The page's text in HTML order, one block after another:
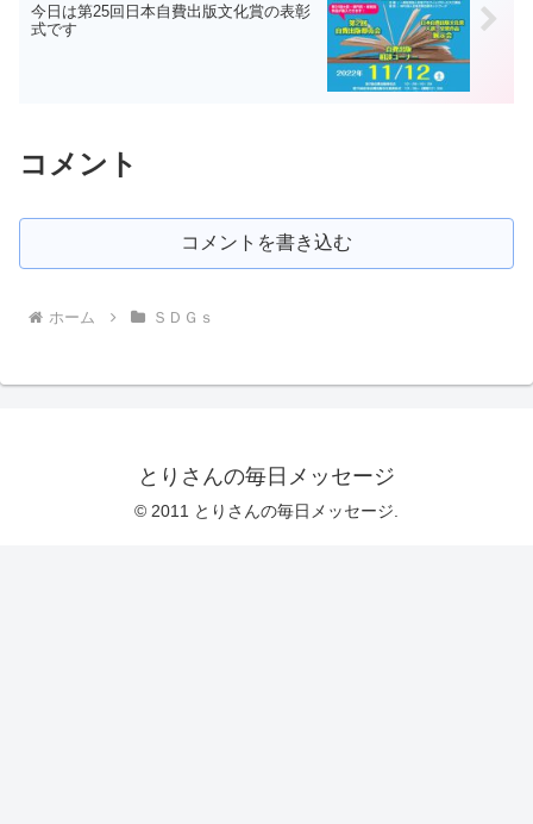
今日は第25回日本自費出版文化賞の表彰
式です
コメント
コメントを書き込む
ホーム ＳＤＧｓ
とりさんの毎日メッセージ
© 2011 とりさんの毎日メッセージ.